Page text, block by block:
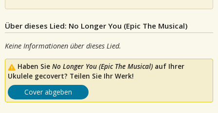
Über dieses Lied: No Longer You (Epic The Musical)
Keine Informationen über dieses Lied.
Haben Sie No Longer You (Epic The Musical) auf Ihrer
Ukulele gecovert? Teilen Sie Ihr Werk!
Cover abgeben